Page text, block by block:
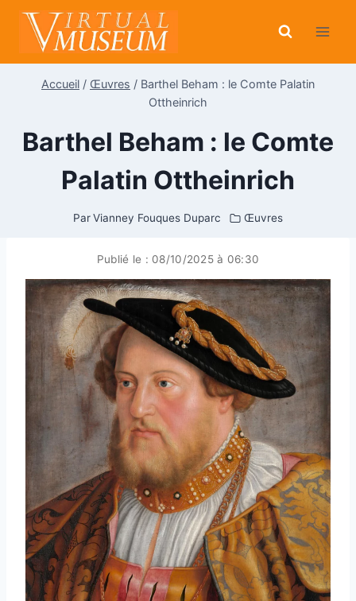
Aller
contenu
Accueil / Œuvres / Barthel Beham : le Comte Palatin
Ottheinrich
Barthel Beham : le Comte
Palatin Ottheinrich
Par Vianney Fouques Duparc Œuvres
Publié le : 08/10/2025 à 06:30